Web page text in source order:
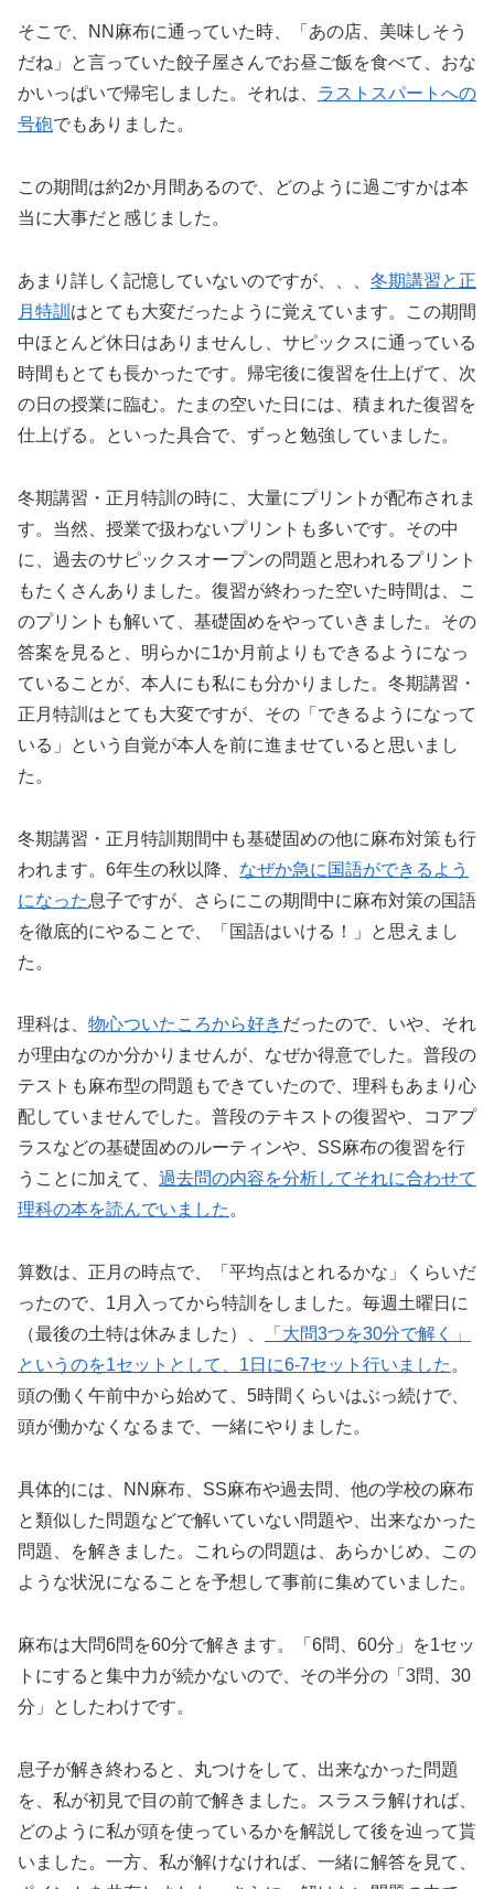
そこで、NN麻布に通っていた時、「あの店、美味しそう
だね」と言っていた餃子屋さんでお昼ご飯を食べて、おな
かいっぱいで帰宅しました。それは、 ラストスパートへの
号砲でもありました。
この期間は約2か月間あるので、どのように過ごすかは本
当に大事だと感じました。
あまり詳しく記憶していないのですが、、、 冬期講習と正
月特訓 はとても大変だったように覚えています。この期間
中ほとんど休日はありませんし、サピックスに通っている
時間もとても長かったです。帰宅後に復習を仕上げて、次
の日の授業に臨む。たまの空いた日には、積まれた復習を
仕上げる。といった具合で、ずっと勉強していました。
冬期講習・正月特訓の時に、大量にプリントが配布されま
す。当然、授業で扱わないプリントも多いです。その中
に、過去のサピックスオープンの問題と思われるプリント
もたくさんありました。復習が終わった空いた時間は、こ
のプリントも解いて、基礎固めをやっていきました。その
答案を見ると、明らかに1か月前よりもできるようになっ
ていることが、本人にも私にも分かりました。冬期講習・
正月特訓はとても大変ですが、その「できるようになって
いる」という自覚が本人を前に進ませていると思いまし
た。
冬期講習・正月特訓期間中も基礎固めの他に麻布対策も行
われます。6年生の秋以降、 なぜか急に国語ができるよう
になった息子ですが、さらにこの期間中に麻布対策の国語
を徹底的にやることで、「国語はいける！」と思えまし
た。
理科は、 物心ついたころから好き だったので、いや、それ
が理由なのか分かりませんが、なぜか得意でした。普段の
テストも麻布型の問題もできていたので、理科もあまり心
配していませんでした。普段のテキストの復習や、コアプ
ラスなどの基礎固めのルーティンや、SS麻布の復習を行
うことに加えて、 過去問の内容を分析してそれに合わせて
理科の本を読んでいました 。
算数は、正月の時点で、「平均点はとれるかな」くらいだ
ったので、1月入ってから特訓をしました。毎週土曜日に
（最後の土特は休みました）、
「大問3つを30分で解く」
というのを1セットとして、1日に6-7セット行いました 。
頭の働く午前中から始めて、5時間くらいはぶっ続けで、
頭が働かなくなるまで、一緒にやりました。
具体的には、NN麻布、SS麻布や過去問、他の学校の麻布
と類似した問題などで解いていない問題や、出来なかった
問題、を解きました。これらの問題は、あらかじめ、この
ような状況になることを予想して事前に集めていました。
麻布は大問6問を60分で解きます。「6問、60分」を1セッ
トにすると集中力が続かないので、その半分の「3問、30
分」としたわけです。
息子が解き終わると、丸つけをして、出来なかった問題
を、私が初見で目の前で解きました。スラスラ解ければ、
どのように私が頭を使っているかを解説して後を辿って貰
いました。一方、私が解けなければ、一緒に解答を見て、